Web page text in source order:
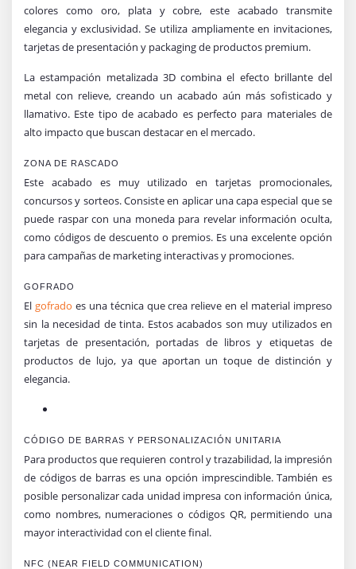
colores como oro, plata y cobre, este acabado transmite
elegancia y exclusividad. Se utiliza ampliamente en invitaciones,
tarjetas de presentación y packaging de productos premium.
La estampación metalizada 3D combina el efecto brillante del
metal con relieve, creando un acabado aún más sofisticado y
llamativo. Este tipo de acabado es perfecto para materiales de
alto impacto que buscan destacar en el mercado.
ZONA DE RASCADO
Este acabado es muy utilizado en tarjetas promocionales,
concursos y sorteos. Consiste en aplicar una capa especial que se
puede raspar con una moneda para revelar información oculta,
como códigos de descuento o premios. Es una excelente opción
para campañas de marketing interactivas y promociones.
GOFRADO
El gofrado es una técnica que crea relieve en el material impreso
sin la necesidad de tinta. Estos acabados son muy utilizados en
tarjetas de presentación, portadas de libros y etiquetas de
productos de lujo, ya que aportan un toque de distinción y
elegancia.
CÓDIGO DE BARRAS Y PERSONALIZACIÓN UNITARIA
Para productos que requieren control y trazabilidad, la impresión
de códigos de barras es una opción imprescindible. También es
posible personalizar cada unidad impresa con información única,
como nombres, numeraciones o códigos QR, permitiendo una
mayor interactividad con el cliente final.
NFC (NEAR FIELD COMMUNICATION)